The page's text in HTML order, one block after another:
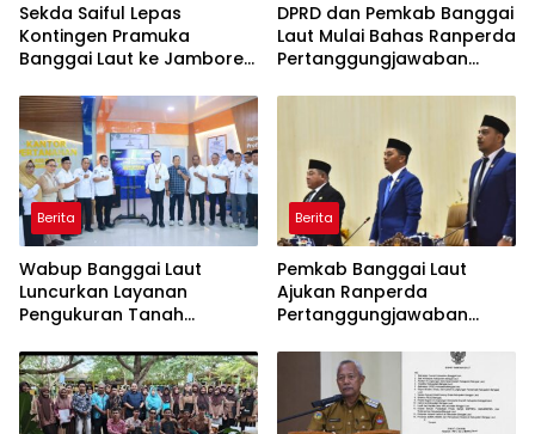
Sekda Saiful Lepas
Kontingen Pramuka
Banggai Laut ke Jambore
Jaga Nama Daerah
DPRD dan Pemkab Banggai
Laut Mulai Bahas Ranperda
Pertanggungjawaban
Berita
Wabup Banggai Laut
Luncurkan Layanan
Pengukuran Tanah
Akses dan Tingkatkan
Kepastian Hukum
Berita
Pemkab Banggai Laut
Ajukan Ranperda
Pertanggungjawaban
Pendapatan Tembus 97,02